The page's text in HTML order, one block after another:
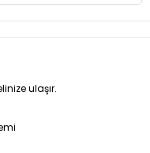
ulaşır.